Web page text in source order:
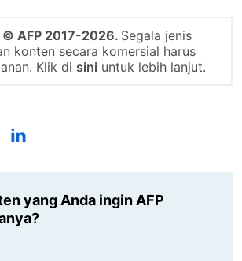
© AFP 2017-2026. Segala jenis
konten secara komersial harus
Klik di sini untuk lebih lanjut.
yang Anda ingin AFP